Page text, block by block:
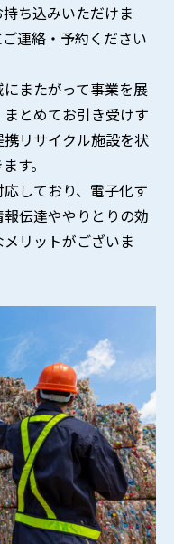
ち込みいただけま
連絡・予約ください
またがって事業を展
とめてお引き受けす
リサイクル施設を状
す。
しており、電子化す
伝達ややりとりの効
リットがございま